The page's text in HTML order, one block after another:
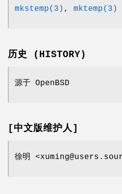
mkstemp(3) , mktemp(3)
历史 (HISTORY)
源于 OpenBSD
[中文版维护人]
徐明